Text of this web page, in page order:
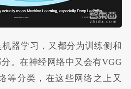
器学习，又都分为训练侧和
。在神经网络中又会有VGG
等分类，在这些网络之上又